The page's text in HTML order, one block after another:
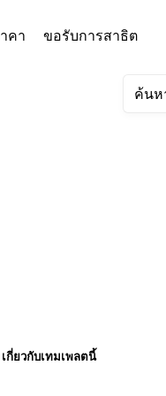
คา ขอรับการสาธิต
เกี่ยวกับเทมเพลตนี้